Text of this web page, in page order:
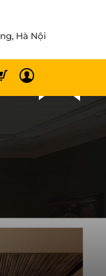
Hà Nội